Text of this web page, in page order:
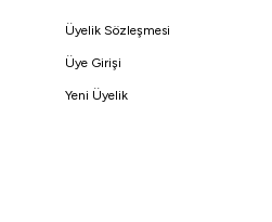
Üyelik Sözleşmesi
Üye Girişi
Yeni Üyelik